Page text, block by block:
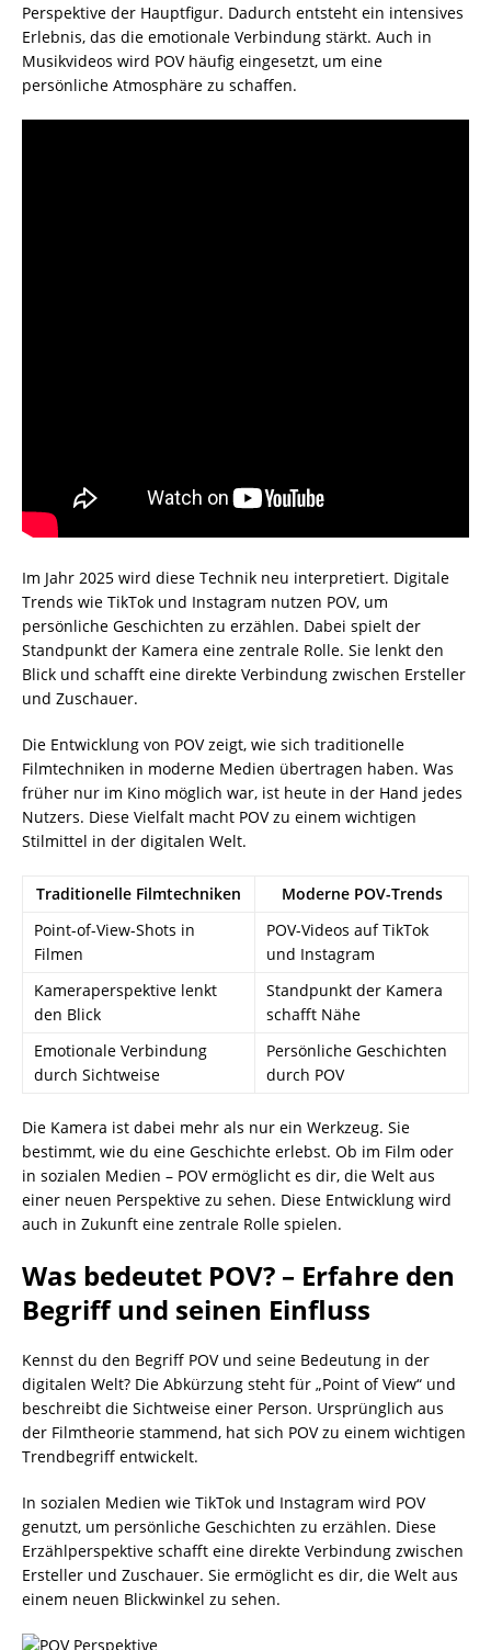
Perspektive der Hauptfigur. Dadurch entsteht ein intensives
Erlebnis, das die emotionale Verbindung stärkt. Auch in
Musikvideos wird POV häufig eingesetzt, um eine
persönliche Atmosphäre zu schaffen.
Im Jahr 2025 wird diese Technik neu interpretiert. Digitale
Trends wie TikTok und Instagram nutzen POV, um
persönliche Geschichten zu erzählen. Dabei spielt der
Standpunkt der Kamera eine zentrale Rolle. Sie lenkt den
Blick und schafft eine direkte Verbindung zwischen Ersteller
und Zuschauer.
Die Entwicklung von POV zeigt, wie sich traditionelle
Filmtechniken in moderne Medien übertragen haben. Was
früher nur im Kino möglich war, ist heute in der Hand jedes
Nutzers. Diese Vielfalt macht POV zu einem wichtigen
Stilmittel in der digitalen Welt.
Traditionelle Filmtechniken
Moderne POV-Trends
Point-of-View-Shots in
Filmen
POV-Videos auf TikTok
und Instagram
Kameraperspektive lenkt
den Blick
Standpunkt der Kamera
schafft Nähe
Emotionale Verbindung
durch Sichtweise
Persönliche Geschichten
durch POV
Die Kamera ist dabei mehr als nur ein Werkzeug. Sie
bestimmt, wie du eine Geschichte erlebst. Ob im Film oder
in sozialen Medien – POV ermöglicht es dir, die Welt aus
einer neuen Perspektive zu sehen. Diese Entwicklung wird
auch in Zukunft eine zentrale Rolle spielen.
Was bedeutet POV? – Erfahre den
Begriff und seinen Einfluss
Kennst du den Begriff POV und seine Bedeutung in der
digitalen Welt? Die Abkürzung steht für „Point of View“ und
beschreibt die Sichtweise einer Person. Ursprünglich aus
der Filmtheorie stammend, hat sich POV zu einem wichtigen
Trendbegriff entwickelt.
In sozialen Medien wie TikTok und Instagram wird POV
genutzt, um persönliche Geschichten zu erzählen. Diese
Erzählperspektive schafft eine direkte Verbindung zwischen
Ersteller und Zuschauer. Sie ermöglicht es dir, die Welt aus
einem neuen Blickwinkel zu sehen.